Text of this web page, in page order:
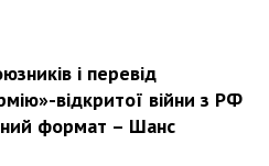
і перевід
відкритої війни з РФ
формат – Шанс